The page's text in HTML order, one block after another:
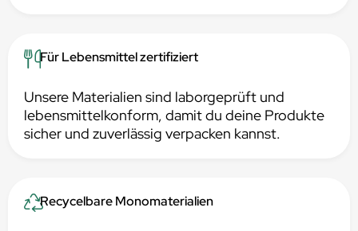
Für Lebensmittel zertifiziert
Unsere Materialien sind laborgeprüft und
lebensmittelkonform, damit du deine Produkte
sicher und zuverlässig verpacken kannst.
Recycelbare Monomaterialien